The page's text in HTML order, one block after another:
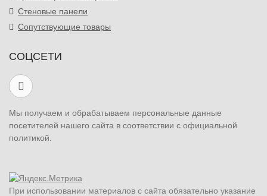
Стеновые панели
Сопутствующие товары
СОЦСЕТИ
Мы получаем и обрабатываем персональные данные
посетителей нашего сайта в соответствии с официальной
политикой.
При использовании материалов с сайта обязательно указание